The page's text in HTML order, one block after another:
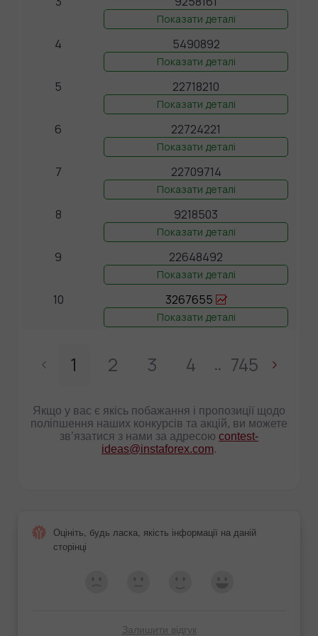
Показати деталі
4 5490892
Показати деталі
5 22718210
Показати деталі
6 22724221
Показати деталі
7 22709714
Показати деталі
8 9218503
Показати деталі
9 22648492
Показати деталі
10 3267655
Показати деталі
1 2 3 4 .. 745
Якщо у вас є якісь побажання і пропозиції щодо
поліпшення наших конкурсів та акцій, ви можете
зв’язатися з нами за адресою contest-
ideas@instaforex.com.
Оцініть, будь ласка, якість інформації на даній
сторінці
Залишити відгук